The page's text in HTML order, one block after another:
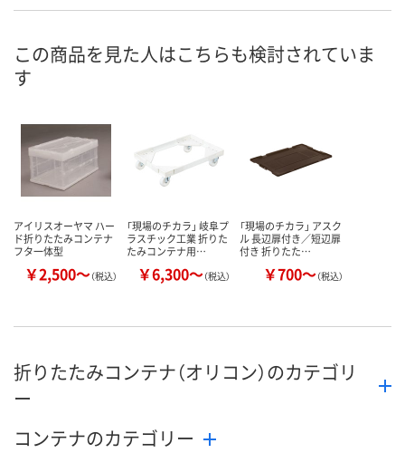
号
数量 数量 数量
この商品を見た人はこちらも検討されていま
す
アイリスオーヤマ ハー
ド折りたたみコンテナ
フタ一体型
￥2,500～（税込）
「現場のチカラ」 岐阜プ
ラスチック工業 折りた
たみコンテナ用…
￥6,300～（税込）
「現場のチカラ」 アスク
ル 長辺扉付き／短辺扉
付き 折りたた…
￥700～（税込）
折りたたみコンテナ（オリコン）のカテゴリ
ー
コンテナのカテゴリー